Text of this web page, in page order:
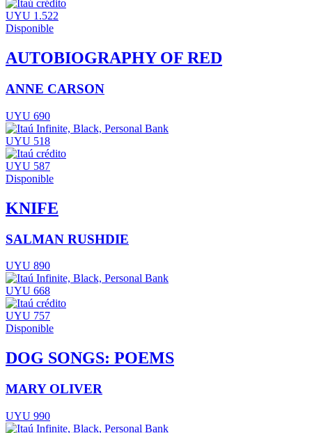
UYU 1.522
Disponible
AUTOBIOGRAPHY OF RED
ANNE CARSON
UYU 690
UYU 518
UYU 587
Disponible
KNIFE
SALMAN RUSHDIE
UYU 890
UYU 668
UYU 757
Disponible
DOG SONGS: POEMS
MARY OLIVER
UYU 990